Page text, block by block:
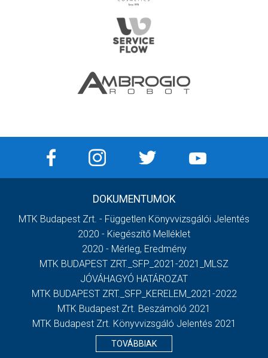
DOKUMENTUMOK
MTK Budapest Zrt. - Független Könyvvizsgálói Jelentés
2020 - Kiegészítő Melléklet
2020 - Mérleg, Eredmény
MTK BUDAPEST ZRT._SFP_2021-2021_MLSZ
JÓVÁHAGYÓ HATÁROZAT
MTK BUDAPEST ZRT._SFP_KERELEM_2021-2022
MTK Budapest Zrt. Beszámoló 2021
MTK Budapest Zrt. Könyvvizsgáló Jelentés 2021
TOVÁBBIAK